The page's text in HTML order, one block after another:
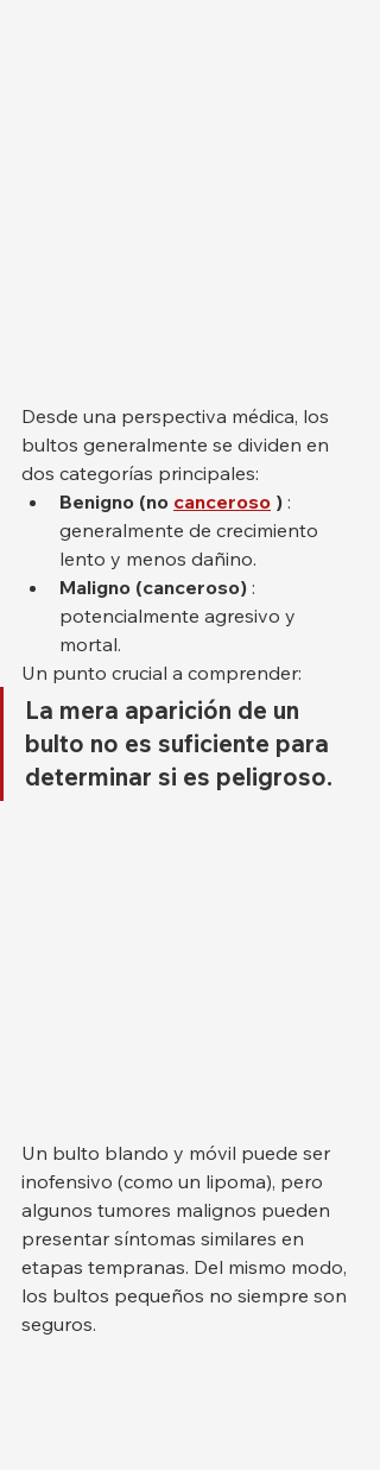
Desde una perspectiva médica, los
bultos generalmente se dividen en
dos categorías principales:
Benigno (no canceroso ) :
generalmente de crecimiento
lento y menos dañino.
Maligno (canceroso) :
potencialmente agresivo y
mortal.
Un punto crucial a comprender:
La mera aparición de un
bulto no es suficiente para
determinar si es peligroso.
Un bulto blando y móvil puede ser
inofensivo (como un lipoma), pero
algunos tumores malignos pueden
presentar síntomas similares en
etapas tempranas. Del mismo modo,
los bultos pequeños no siempre son
seguros.